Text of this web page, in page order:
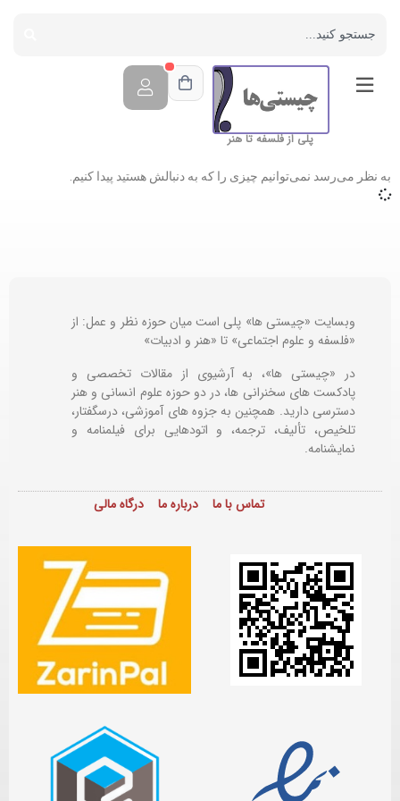
پلی از فلسفه تا هنر
به نظر می‌رسد نمی‌توانیم چیزی را که به دنبالش هستید پیدا کنیم.
وبسایت «چیستی ها» پلی است میان حوزه نظر و عمل: از
«فلسفه و علوم اجتماعی» تا «هنر و ادبیات»
در «چیستی ها»، به آرشیوی از مقالات تخصصی و
پادکست های سخنرانی ها، در دو حوزه علوم انسانی و هنر
دسترسی دارید. همچنین به جزوه های آموزشی، درسگفتار،
تلخیص، تألیف، ترجمه، و اتودهایی برایفیلمنامه و
نمایشنامه.
تماس با ما درباره ما درگاه مالی